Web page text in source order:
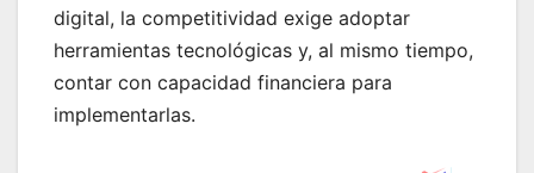
digital, la competitividad exige adoptar
herramientas tecnológicas y, al mismo tiempo,
contar con capacidad financiera para
implementarlas.